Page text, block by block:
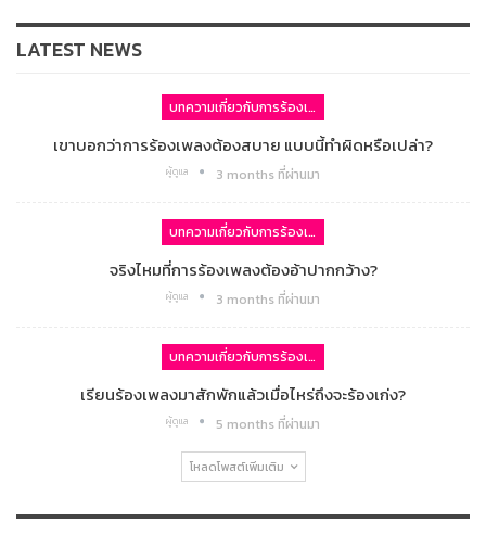
LATEST NEWS
บทความเกี่ยวกับการร้องเพลง
เขาบอกว่าการร้องเพลงต้องสบาย แบบนี้ทำผิดหรือเปล่า?
ผู้ดูแล 3 months ที่ผ่านมา
บทความเกี่ยวกับการร้องเพลง
จริงไหมที่การร้องเพลงต้องอ้าปากกว้าง?
ผู้ดูแล 3 months ที่ผ่านมา
บทความเกี่ยวกับการร้องเพลง
เรียนร้องเพลงมาสักพักแล้วเมื่อไหร่ถึงจะร้องเก่ง?
ผู้ดูแล 5 months ที่ผ่านมา
โหลดโพสต์เพิ่มเติม